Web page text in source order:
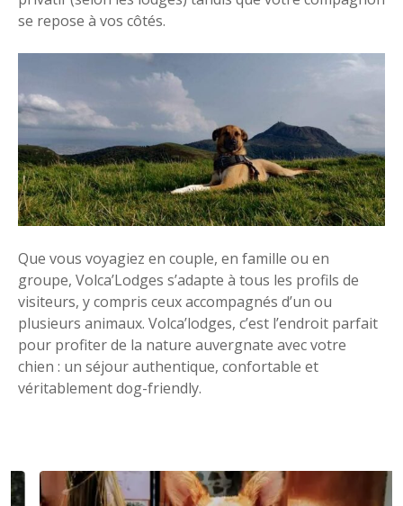
se repose à vos côtés.
Que vous voyagiez en couple, en famille ou en
groupe, Volca’Lodges s’adapte à tous les profils de
visiteurs, y compris ceux accompagnés d’un ou
plusieurs animaux. Volca’lodges, c’est l’endroit parfait
pour profiter de la nature auvergnate avec votre
chien : un séjour authentique, confortable et
véritablement dog-friendly.